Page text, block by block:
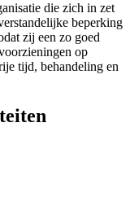
die zich in zet
beperking
zij een zo goed
op
tijd, behandeling en